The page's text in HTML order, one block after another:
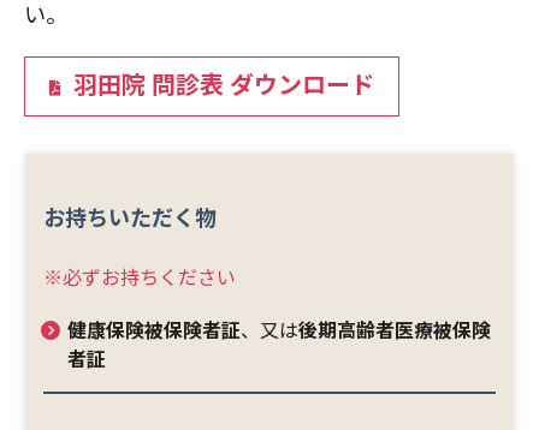
い。
羽田院 問診表 ダウンロード
お持ちいただく物
※必ずお持ちください
健康保険被保険者証、又は後期高齢者医療被保険
者証